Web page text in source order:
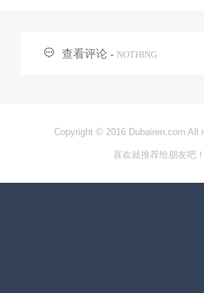
 查看评论 - NOTHING
Copyright © 2016 Dubairen.com All
喜欢就推荐给朋友吧！